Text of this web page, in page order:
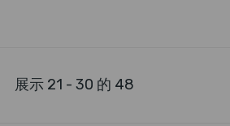
展示 21 - 30 的 48